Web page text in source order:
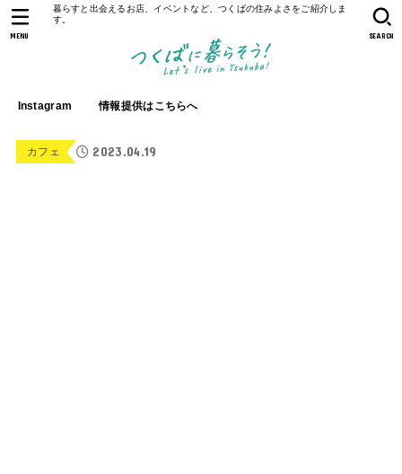
暮らすと出会えるお店、イベントなど、つくばの住みよさをご紹介しま
す。
Instagram 情報提供はこちらへ
SEARCH
MENU
カフェ 2023.04.19